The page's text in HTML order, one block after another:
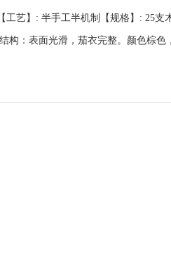
工艺】: 半手工半机制【规格】: 25支
构：表面光滑，茄衣完整。颜色棕色